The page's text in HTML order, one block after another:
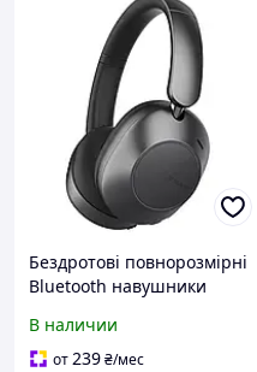
Бездротові повнорозмірні
Bluetooth навушники
ANC з шумоподавленням
В наличии
от239₴/мес